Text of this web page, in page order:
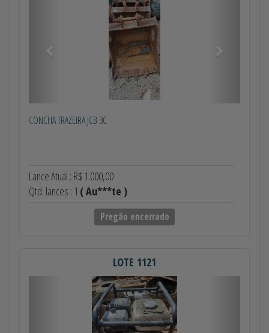
CONCHA TRAZEIRA JCB 3C
Lance Atual : R$ 1.000,00
Qtd. lances : 1 ( Au***te )
Pregão encerrado
LOTE 1121